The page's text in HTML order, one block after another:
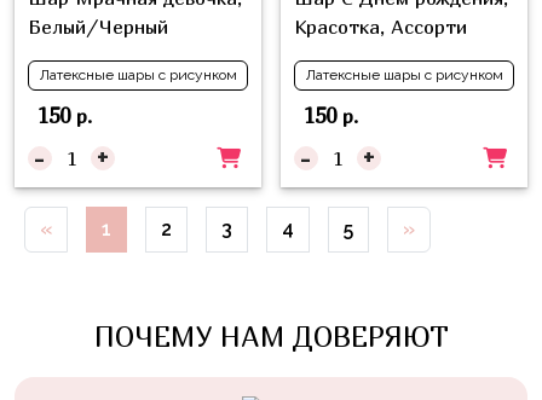
Белый/Черный
Латексные шары с рисунком
150р.
- +
Красотка, Ассорти
Латексные шары с рисунком
150р.
- +
« 1 2 3 4 5 »
ПОЧЕМУ НАМ ДОВЕРЯЮТ
Техника
Животные
Морская
Тема
Звёздные
Войны